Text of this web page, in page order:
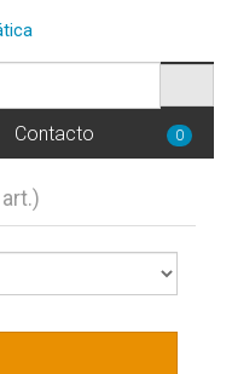
Contacto 0